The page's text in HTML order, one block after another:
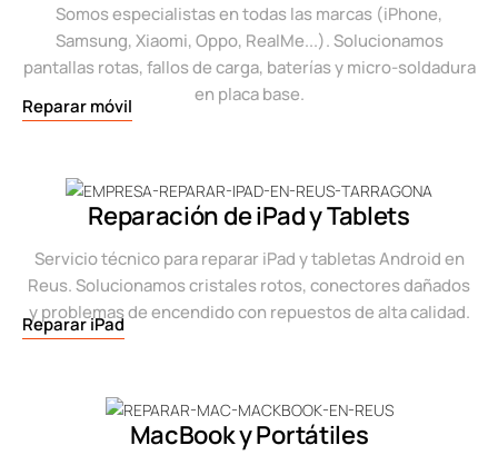
Somos especialistas en todas las marcas (iPhone,
Samsung, Xiaomi, Oppo, RealMe...). Solucionamos
pantallas rotas, fallos de carga, baterías y micro-soldadura
en placa base.
Reparar móvil
Reparación de iPad y Tablets
Servicio técnico para reparar iPad y tabletas Android en
Reus. Solucionamos cristales rotos, conectores dañados
y problemas de encendido con repuestos de alta calidad.
Reparar iPad
MacBook y Portátiles